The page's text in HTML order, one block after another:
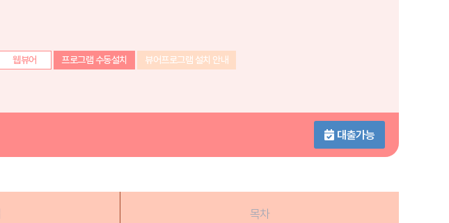
웹뷰어 프로그램 수동설치 뷰어프로그램 설치 안내
대출가능
목차